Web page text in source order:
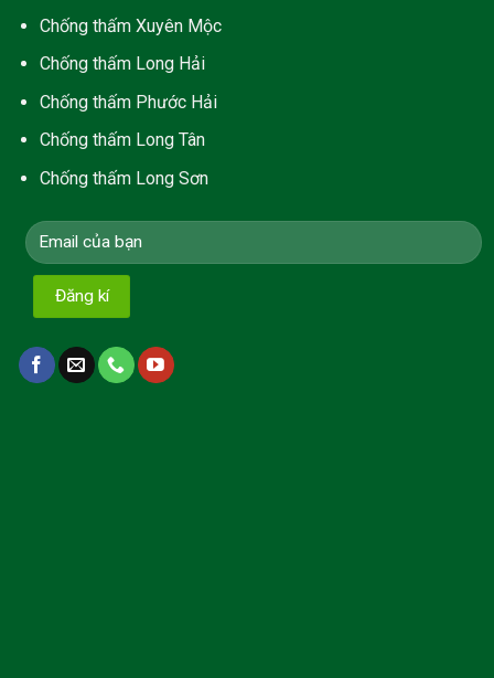
Chống thấm Xuyên Mộc
Chống thấm Long Hải
Chống thấm Phước Hải
Chống thấm Long Tân
Chống thấm Long Sơn